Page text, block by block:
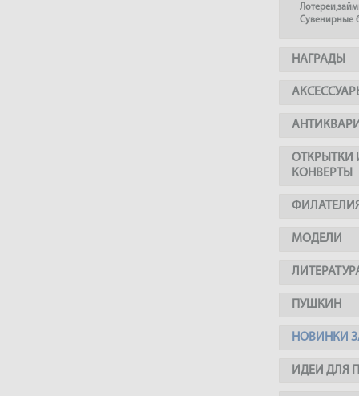
Сувенирные
НАГРАДЫ
ОТКРЫТКИ
КОНВЕРТЫ
МОДЕЛИ
ПУШКИН
НОВИНКИ
ИДЕИ ДЛЯ